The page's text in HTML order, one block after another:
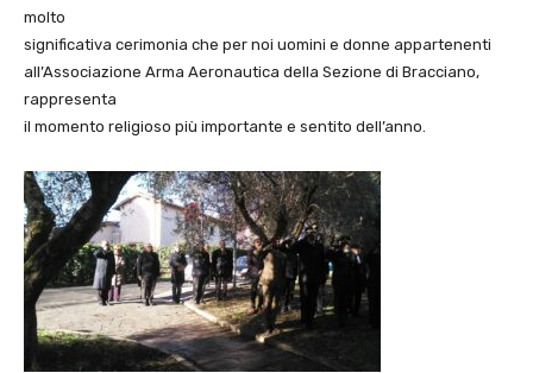
molto
significativa cerimonia che per noi uomini e donne appartenenti
all’Associazione Arma Aeronautica della Sezione di Bracciano,
rappresenta
il momento religioso più importante e sentito dell’anno.